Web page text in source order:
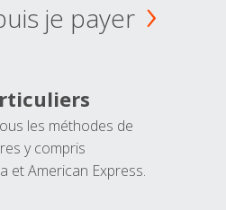
je payer
les méthodes de
y compris
et American Express.